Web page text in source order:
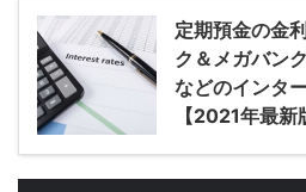
定期預金の金
ク＆メガバン
などのインタ
【2021年最新